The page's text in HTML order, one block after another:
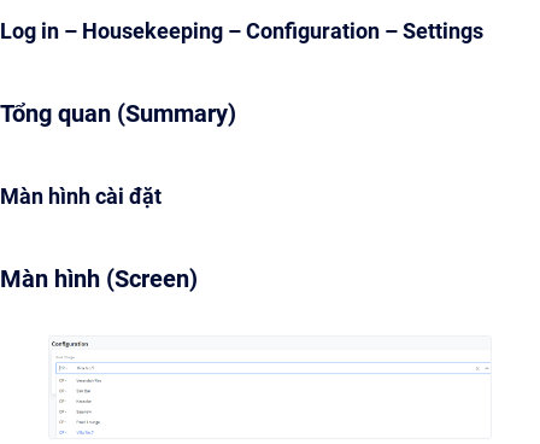
Log in – Housekeeping – Configuration – Settings
Tổng quan (Summary)
Màn hình cài đặt
Màn hình (Screen)